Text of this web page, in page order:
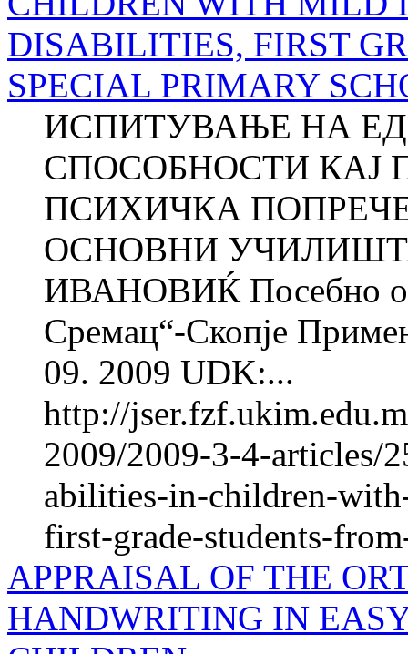
DISABILITIES, FIRST
SPECIAL PRIMARY
ИСПИТУВАЊЕ НА
СПОСОБНОСТИ КАЈ
ПСИХИЧКА
ОСНОВНИ
ИВАНОВИЌ Посебно
Сремац“-Скопје
09. 2009 UDK:...
http://
2009/2009-3-4-articles/
abilities-in-children-
first-grade-students-
APPRAISAL OF THE
HANDWRITING IN